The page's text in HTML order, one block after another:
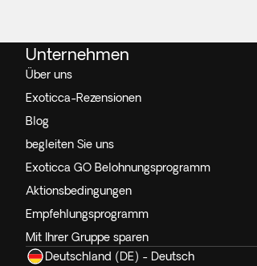
Unternehmen
Über uns
Exoticca-Rezensionen
Blog
begleiten Sie uns
Exoticca GO Belohnungsprogramm
Aktionsbedingungen
Empfehlungsprogramm
Mit Ihrer Gruppe sparen
Deutschland (DE) - Deutsch